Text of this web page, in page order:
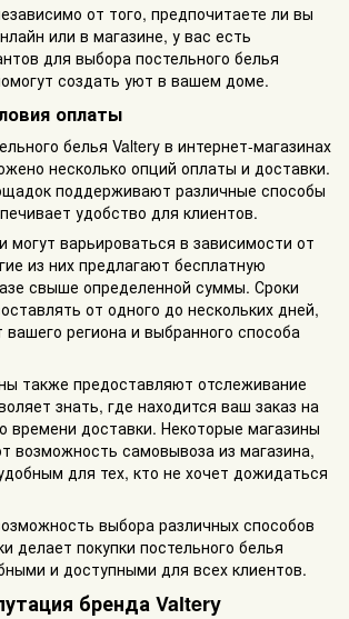
от того, предпочитаете ли вы
или в магазине, у вас есть
для выбора постельного белья
создать уют в вашем доме.
оплаты
белья Valtery в интернет-магазинах
несколько опций оплаты и доставки.
поддерживают различные способы
удобство для клиентов.
могут варьироваться в зависимости от
из них предлагают бесплатную
свыше определенной суммы. Сроки
от одного до нескольких дней,
региона и выбранного способа
также предоставляют отслеживание
знать, где находится ваш заказ на
времени доставки. Некоторые магазины
возможность самовывоза из магазина,
для тех, кто не хочет дожидаться
выбора различных способов
делает покупки постельного белья
и доступными для всех клиентов.
бренда Valtery